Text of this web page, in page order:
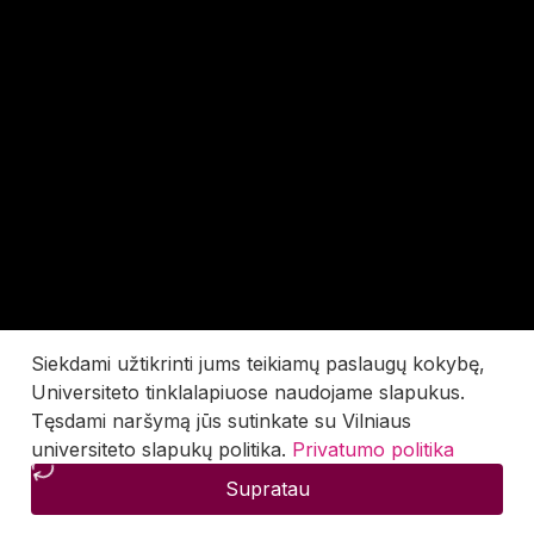
Siekdami užtikrinti jums teikiamų paslaugų kokybę,
Universiteto tinklalapiuose naudojame slapukus.
Tęsdami naršymą jūs sutinkate su Vilniaus
universiteto slapukų politika. Privatumo politika
Supratau